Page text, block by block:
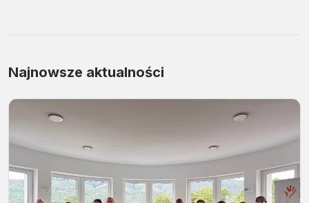
Najnowsze aktualności